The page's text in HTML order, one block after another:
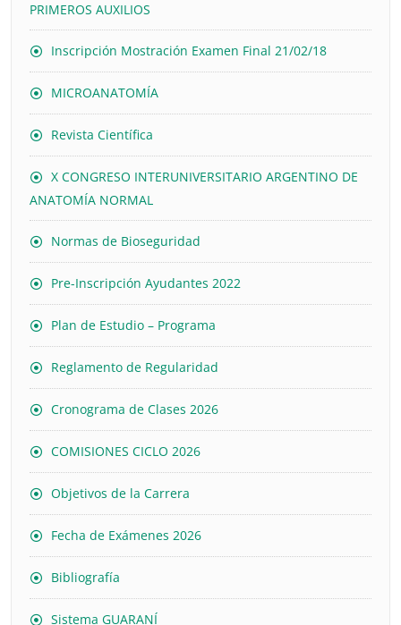
PRIMEROS AUXILIOS
Inscripción Mostración Examen Final 21/02/18
MICROANATOMÍA
Revista Científica
X CONGRESO INTERUNIVERSITARIO ARGENTINO DE
ANATOMÍA NORMAL
Normas de Bioseguridad
Pre-Inscripción Ayudantes 2022
Plan de Estudio – Programa
Reglamento de Regularidad
Cronograma de Clases 2026
COMISIONES CICLO 2026
Objetivos de la Carrera
Fecha de Exámenes 2026
Bibliografía
Sistema GUARANÍ